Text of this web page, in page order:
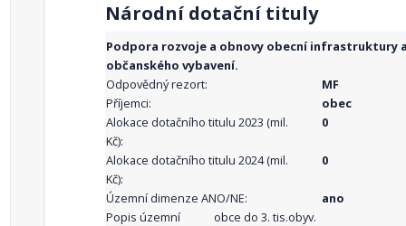
Národní dotační tituly
Podpora rozvoje a obnovy obecní infrastruktury
občanského vybavení.
Odpovědný rezort:
MF
Příjemci:
obec
Alokace dotačního titulu 2023 (mil.
Kč):
0
Alokace dotačního titulu 2024 (mil.
Kč):
0
Územní dimenze ANO/NE:
ano
Popis územní
obce do 3. tis.obyv.